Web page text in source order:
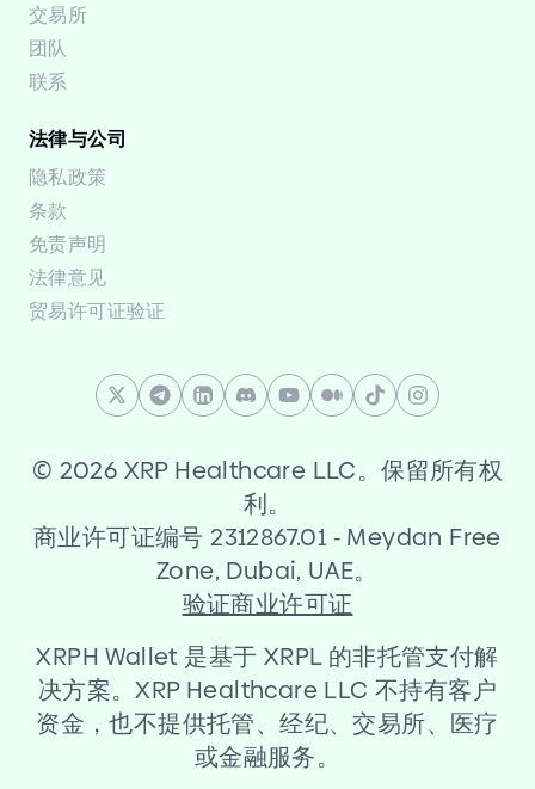
交易所
团队
联系
法律与公司
隐私政策
条款
免责声明
法律意见
贸易许可证验证
© 2026 XRP Healthcare LLC。保留所有权
利。
商业许可证编号 2312867.01 - Meydan Free
Zone, Dubai, UAE。
验证商业许可证
XRPH Wallet 是基于 XRPL 的非托管支付解
决方案。XRP Healthcare LLC 不持有客户
资金，也不提供托管、经纪、交易所、医疗
或金融服务。